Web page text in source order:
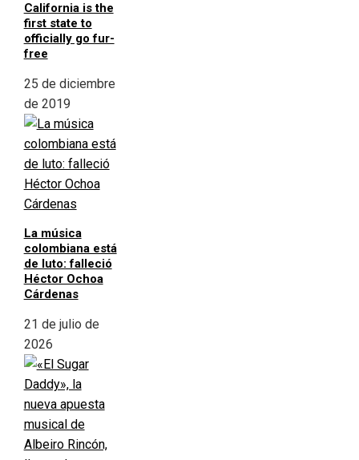
California is the
first state to
officially go fur-
free
25 de diciembre
de 2019
La música
colombiana está
de luto: falleció
Héctor Ochoa
Cárdenas
21 de julio de
2026